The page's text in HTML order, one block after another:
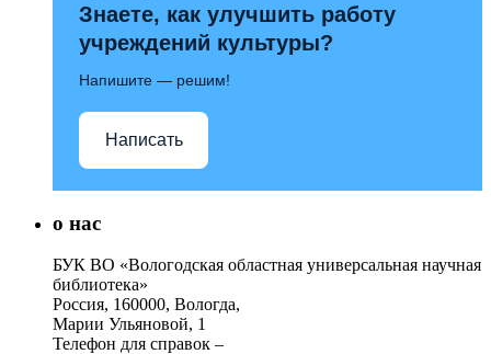
Знаете, как улучшить работу
учреждений культуры?
Напишите — решим!
Написать
о нас
БУК ВО «Вологодская областная универсальная научная
библиотека»
Россия, 160000, Вологда,
Марии Ульяновой, 1
Телефон для справок –